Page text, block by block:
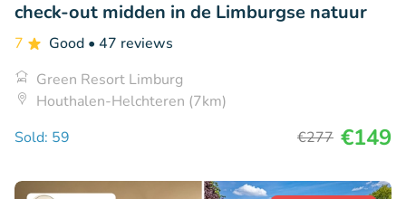
check-out midden in de Limburgse natuur
7 Good • 47 reviews
Green Resort Limburg
Houthalen-Helchteren (7km)
Sold: 59
€277 €149